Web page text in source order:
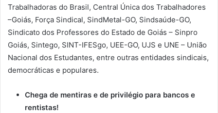
Trabalhadoras do Brasil, Central Única dos Trabalhadores
–Goiás, Força Sindical, SindMetal-GO, Sindsaúde-GO,
Sindicato dos Professores do Estado de Goiás – Sinpro
Goiás, Sintego, SINT-IFESgo, UEE-GO, UJS e UNE – União
Nacional dos Estudantes, entre outras entidades sindicais,
democráticas e populares.
Chega de mentiras e de privilégio para bancos e
rentistas!